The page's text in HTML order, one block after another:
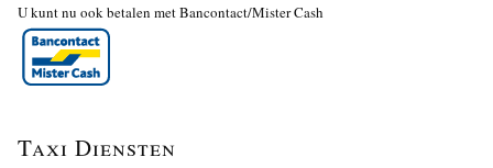
U kunt nu ook betalen met Bancontact/Mister Cash
Taxi Diensten